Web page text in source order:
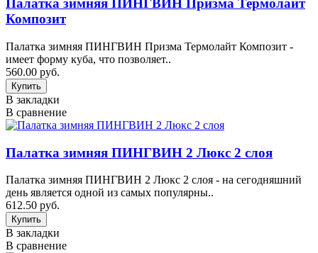
Палатка зимняя ПИНГВИН Призма Термолайт
Композит
Палатка зимняя ПИНГВИН Призма Термолайт Композит -
имеет форму куба, что позволяет..
560.00 руб.
В закладки
В сравнение
Палатка зимняя ПИНГВИН 2 Люкс 2 слоя
Палатка зимняя ПИНГВИН 2 Люкс 2 слоя - на сегодняшний
день является одной из самых популярны..
612.50 руб.
В закладки
В сравнение